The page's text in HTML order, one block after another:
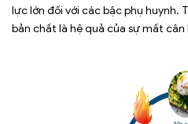
lực lớn đối với các bậc phụ huynh.
bản chất là hệ quả của sự mất cân